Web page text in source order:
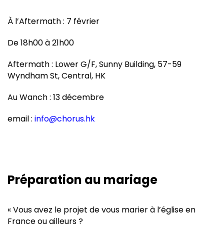
À l’Aftermath : 7 février
De 18h00 à 21h00
Aftermath : Lower G/F, Sunny Building, 57-59
Wyndham St, Central, HK
Au Wanch : 13 décembre
email : info@chorus.hk
Préparation au mariage
« Vous avez le projet de vous marier à l’église en
France ou ailleurs ?